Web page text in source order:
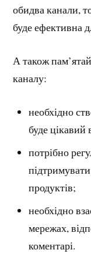
обидва канали,
буде ефективна
А також
каналу:
необхідно
буде цікавий
потрібно
продуктів;
необхідно
мережах,
коментарі.